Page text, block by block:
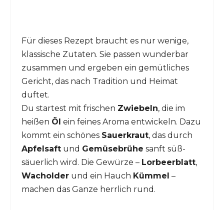
Für dieses Rezept braucht es nur wenige,
klassische Zutaten. Sie passen wunderbar
zusammen und ergeben ein gemütliches
Gericht, das nach Tradition und Heimat
duftet.
Du startest mit frischen Zwiebeln, die im
heißen Öl ein feines Aroma entwickeln. Dazu
kommt ein schönes Sauerkraut, das durch
Apfelsaftund Gemüsebrühe sanft süß-
säuerlich wird. Die Gewürze – Lorbeerblatt,
Wacholderund ein Hauch Kümmel –
machen das Ganze herrlich rund.